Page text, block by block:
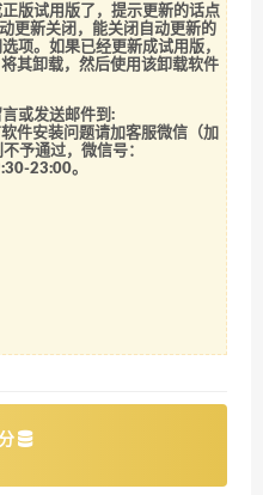
版试用版了，提示更新的话点
更新关闭，能关闭自动更新的
项。如果已经更新成试用版，
将其卸载，然后使用该卸载软件
或发送邮件到:
件安装问题请加客服微信（加
予通过，微信号：
23:00。